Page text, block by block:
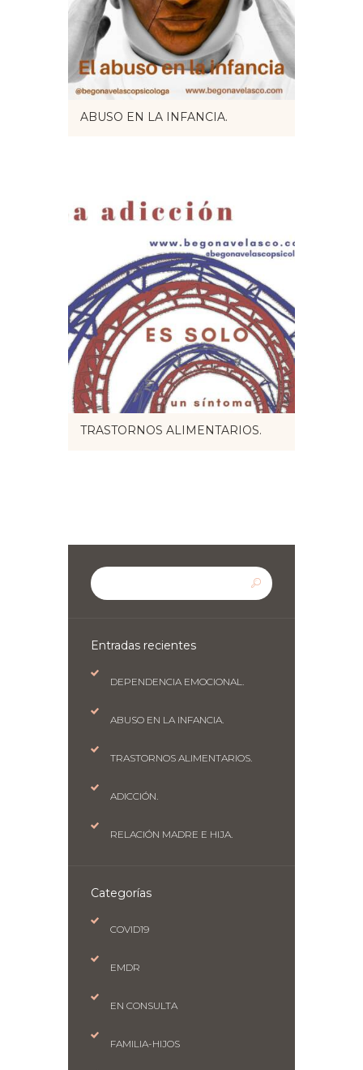
ABUSO EN LA INFANCIA.
TRASTORNOS ALIMENTARIOS.
Entradas recientes
DEPENDENCIA EMOCIONAL.
ABUSO EN LA INFANCIA.
TRASTORNOS ALIMENTARIOS.
ADICCIÓN.
RELACIÓN MADRE E HIJA.
Categorías
COVID19
EMDR
EN CONSULTA
FAMILIA-HIJOS